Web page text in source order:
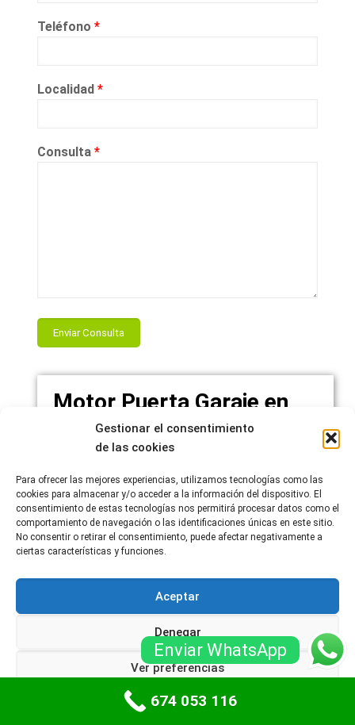
Gestionar el consentimiento
de las cookies
Para ofrecer las mejores experiencias, utilizamos tecnologías como las
cookies para almacenar y/o acceder a la información del dispositivo. El
consentimiento de estas tecnologías nos permitirá procesar datos como el
comportamiento de navegación o las identificaciones únicas en este sitio.
No consentir o retirar el consentimiento, puede afectar negativamente a
ciertas características y funciones.
Aceptar
Denegar
Ver preferencias
Política de cookiesPolíticas de privacidad
Teléfono*
Localidad*
Consulta*
Motor Puerta Garaje en
Barbera del Valles
Nuestra empresa ofrece contratos de
motores y puertas de garaje a hogares,
comunidades y clientes privados.
Comprueba nuestros modelos y solicite
presupuesto sin ningún compromiso para la
barcelona. Disponemos de los medios y
asistencia y asegurarle una veloz solución a sus
En Barcelona, al igual que en muchas otras
ciudades, puedes encontrar una amplia
variedad de motores para puertas de garaje
Enviar WhatsApp
674 053 116